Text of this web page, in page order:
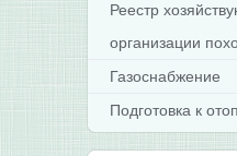
Реестр
организации
Газоснабжение
Подготовка к